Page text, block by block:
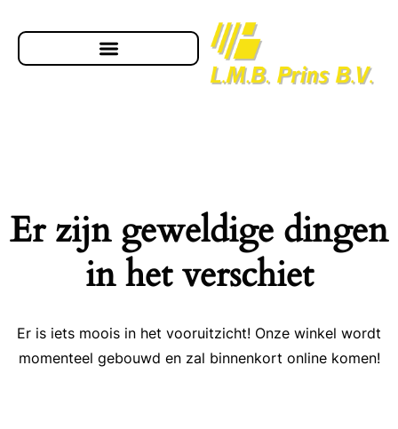
Er zijn geweldige dingen
in het verschiet
Er is iets moois in het vooruitzicht! Onze winkel wordt
momenteel gebouwd en zal binnenkort online komen!